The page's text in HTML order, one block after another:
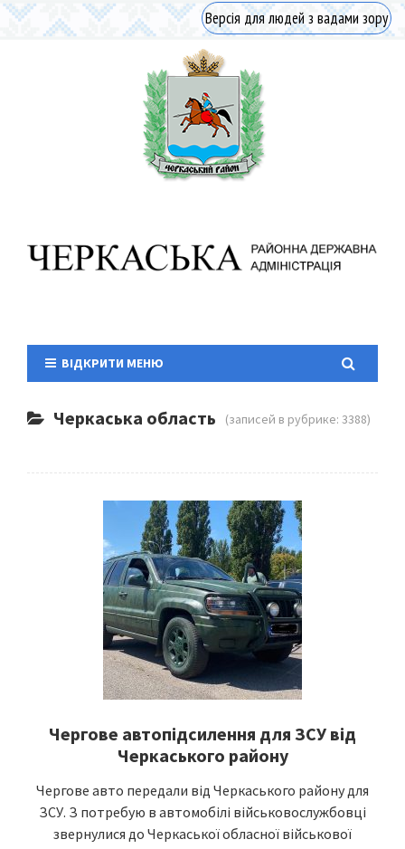
Версія для людей з вадами зору
ВІДКРИТИ МЕНЮ
Черкаська область (записей в рубрике: 3388)
Чергове автопідсилення для ЗСУ від
Черкаського району
Чергове авто передали від Черкаського району для
ЗСУ. З потребую в автомобілі військовослужбовці
звернулися до Черкаської обласної військової